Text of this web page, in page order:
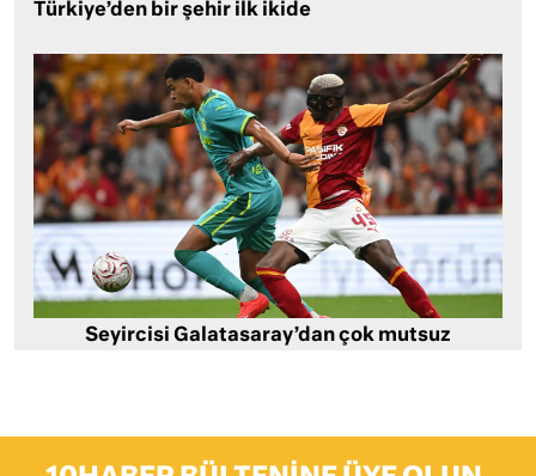
Türkiye’den bir şehir ilk ikide
Seyircisi Galatasaray’dan çok mutsuz